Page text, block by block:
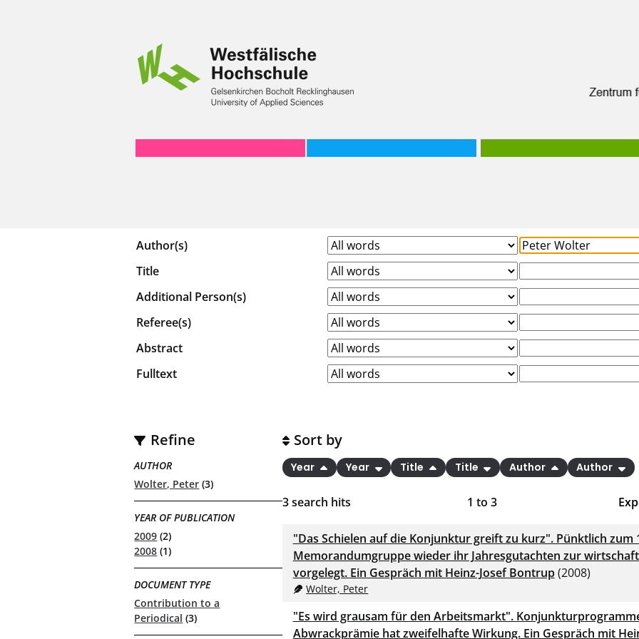
Author(s)
Title
Additional Person(s)
Referee(s)
Abstract
Fulltext
Refine
AUTHOR
Wolter, Peter (3)
YEAR OF PUBLICATION
2009 (2)
2008 (1)
DOCUMENT TYPE
Contribution to a
Periodical (3)
3search hits 1 to3
Sort by
Year Year Title Title Author Author
"Das Schielen auf die Konjunktur greift zu kurz". Pünktlich zum
Memorandumgruppe wieder ihr Jahresgutachten zur
vorgelegt. Ein Gespräch mit Heinz-Josef Bontrup(2008)
Wolter, Peter
"Es wird grausam für den Arbeitsmarkt".
Abwrackprämie hat zweifelhafte Wirkung. Ein Gespräch mit